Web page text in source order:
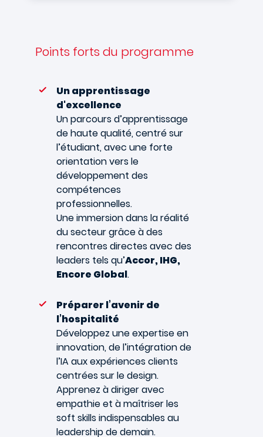
Points forts du programme
Un apprentissage
d'excellence
Un parcours d’apprentissage
de haute qualité, centré sur
l’étudiant, avec une forte
orientation vers le
développement des
compétences
professionnelles.
Une immersion dans la réalité
du secteur grâce à des
rencontres directes avec des
leaders tels qu’Accor, IHG,
Encore Global.
Préparer l’avenir de
l’hospitalité
Développez une expertise en
innovation, de l’intégration de
l’IA aux expériences clients
centrées sur le design.
Apprenez à diriger avec
empathie et à maîtriser les
soft skills indispensables au
leadership de demain.